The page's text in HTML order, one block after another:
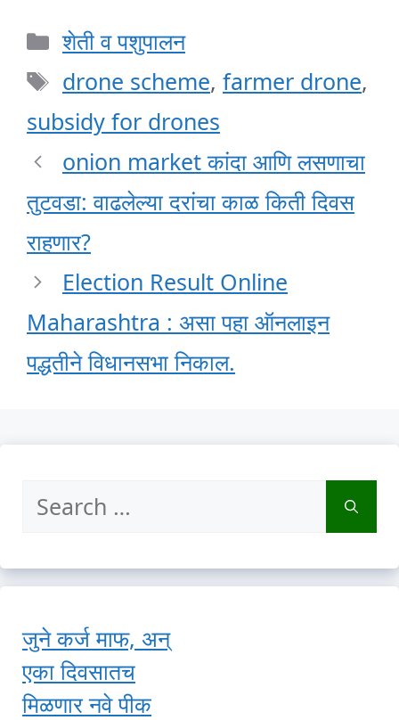
Categories
शेती व पशुपालन
Tags
drone scheme, farmer drone,
subsidy for drones
onion market कांदा आणि लसणाचा
तुटवडा: वाढलेल्या दरांचा काळ किती दिवस
राहणार?
Election Result Online
Maharashtra : असा पहा ऑनलाइन
पद्धतीने विधानसभा निकाल.
Search
जुने कर्ज माफ, अन्
एका दिवसातच
मिळणार नवे पीक